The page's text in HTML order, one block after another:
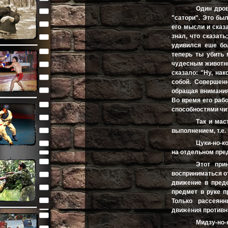
Один
"сатори". Это
его мысли и
знал, что
удивился еше
теперь ты убить
чудесным
сказало: "Ну,
собой.
обращая
Во время его
способностями
Так и
выполнением, т.е.
Цуки-но-
на отдельном
Этот
восприниматься
движение в
предмет в руке
Только
движения
Мидзу-